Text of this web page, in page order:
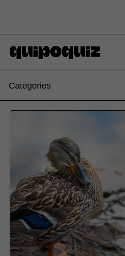
Categories